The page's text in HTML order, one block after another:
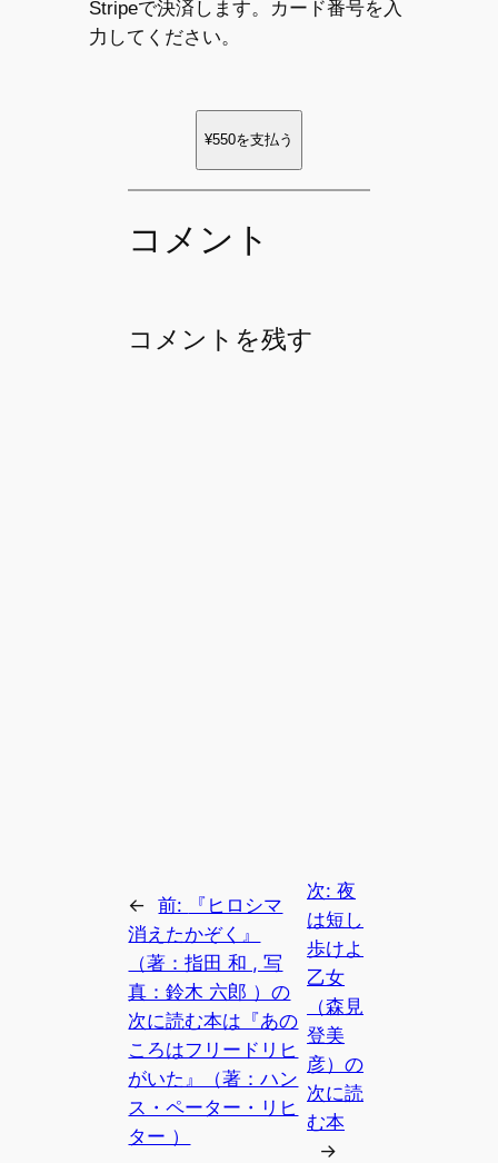
Stripeで決済します。カード番号を入
力してください。
¥550を支払う
コメント
コメントを残す
← 前:
『ヒロシマ
消えたかぞく』
（著：指田 和 , 写
真：鈴木 六郎 ）の
次に読む本は『あの
ころはフリードリヒ
がいた』（著：ハン
ス・ペーター・リヒ
ター ）
次:夜
は短し
歩けよ
乙女
（森見
登美
彦）の
次に読
む本
→